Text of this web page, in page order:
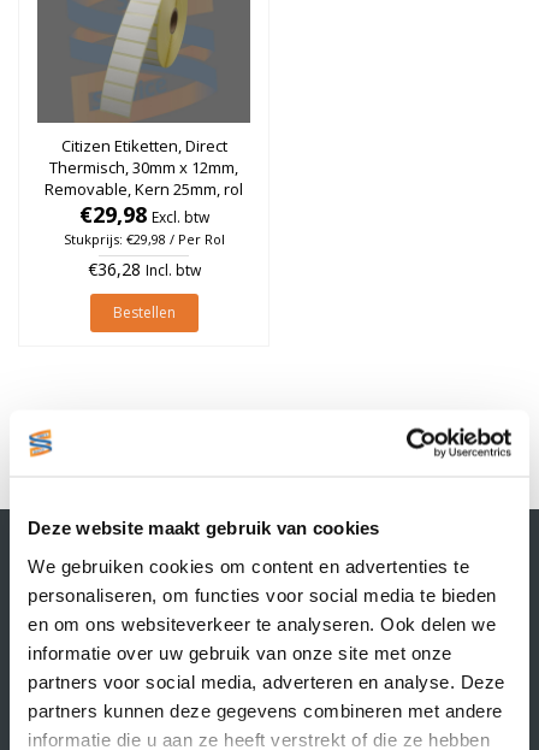
Deze website maakt gebruik van cookies
We gebruiken cookies om content en advertenties te
personaliseren, om functies voor social media te bieden
en om ons websiteverkeer te analyseren. Ook delen we
informatie over uw gebruik van onze site met onze
partners voor social media, adverteren en analyse. Deze
partners kunnen deze gegevens combineren met andere
informatie die u aan ze heeft verstrekt of die ze hebben
Citizen Etiketten, Direct
Thermisch, 30mm x 12mm,
Removable, Kern 25mm, rol
à 4.600 stuks
€29,98 Excl. btw
Stukprijs: €29,98 / Per Rol
€36,28 Incl. btw
Bestellen
1
Contactgegevens
Supply Service B.V.
Nijverheidsstraat 25-K
3861 RJ Nijkerk
info@supplyservice.nl
+31 33 468 13 42
KvK nummer: 66384737